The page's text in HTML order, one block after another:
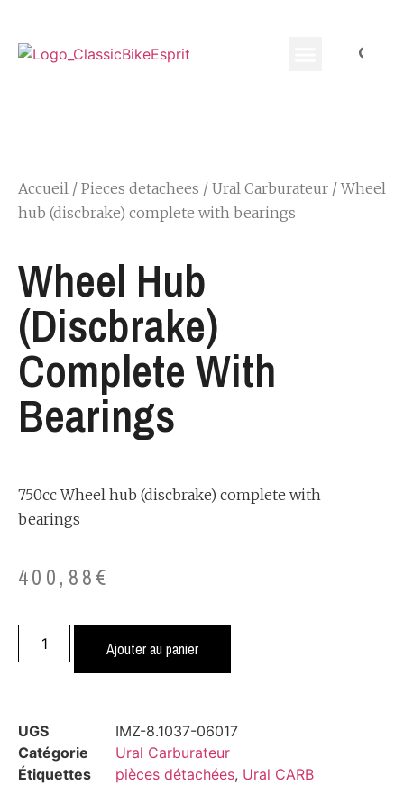
Accueil / Pieces detachees / Ural Carburateur / Wheel
hub (discbrake) complete with bearings
Wheel Hub
(discbrake)
Complete With
Bearings
750cc Wheel hub (discbrake) complete with
bearings
400,88€
Ajouter au panier
UGS
IMZ-8.1037-06017
Catégorie
Ural Carburateur
Étiquettes
pièces détachées, Ural CARB